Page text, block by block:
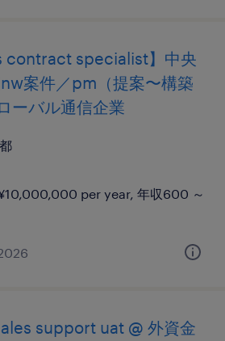
contract specialist】中央
案件／pm（提案〜構築
ーバル通信企業
per year, 年収600 ～
support uat @ 外資金